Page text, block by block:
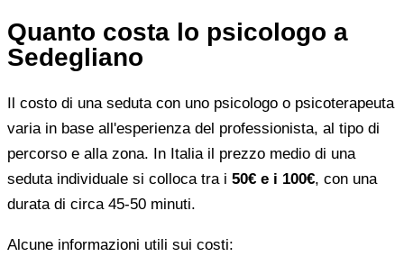
Quanto costa lo psicologo a
Sedegliano
Il costo di una seduta con uno psicologo o psicoterapeuta
varia in base all'esperienza del professionista, al tipo di
percorso e alla zona. In Italia il prezzo medio di una
seduta individuale si colloca tra i 50€ e i 100€, con una
durata di circa 45-50 minuti.
Alcune informazioni utili sui costi: